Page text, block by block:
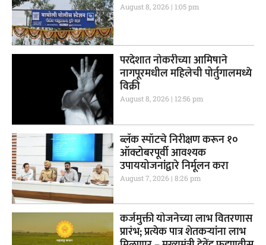
August 8, 2026 1:05 pm
परदेशात नोकरीच्या आमिषाने
नागपूरमधील महिलेची पोर्तुगालमध्ये
विक्री
August 8, 2026 12:56 pm
ब्लॅक स्पॉटचे निरीक्षण करून १०
ऑक्टोबरपूर्वी आवश्यक
उपाययोजनांद्वारे निर्मूलन करा
August 7, 2026 8:26 pm
कर्जमुक्ती योजनेच्या लाभ वितरणास
प्रारंभ; प्रत्येक पात्र शेतकऱ्यांना लाभ